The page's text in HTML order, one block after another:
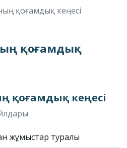
қоғамдық кеңесі
қоғамдық
қоғамдық кеңесі
жұмыстар туралы